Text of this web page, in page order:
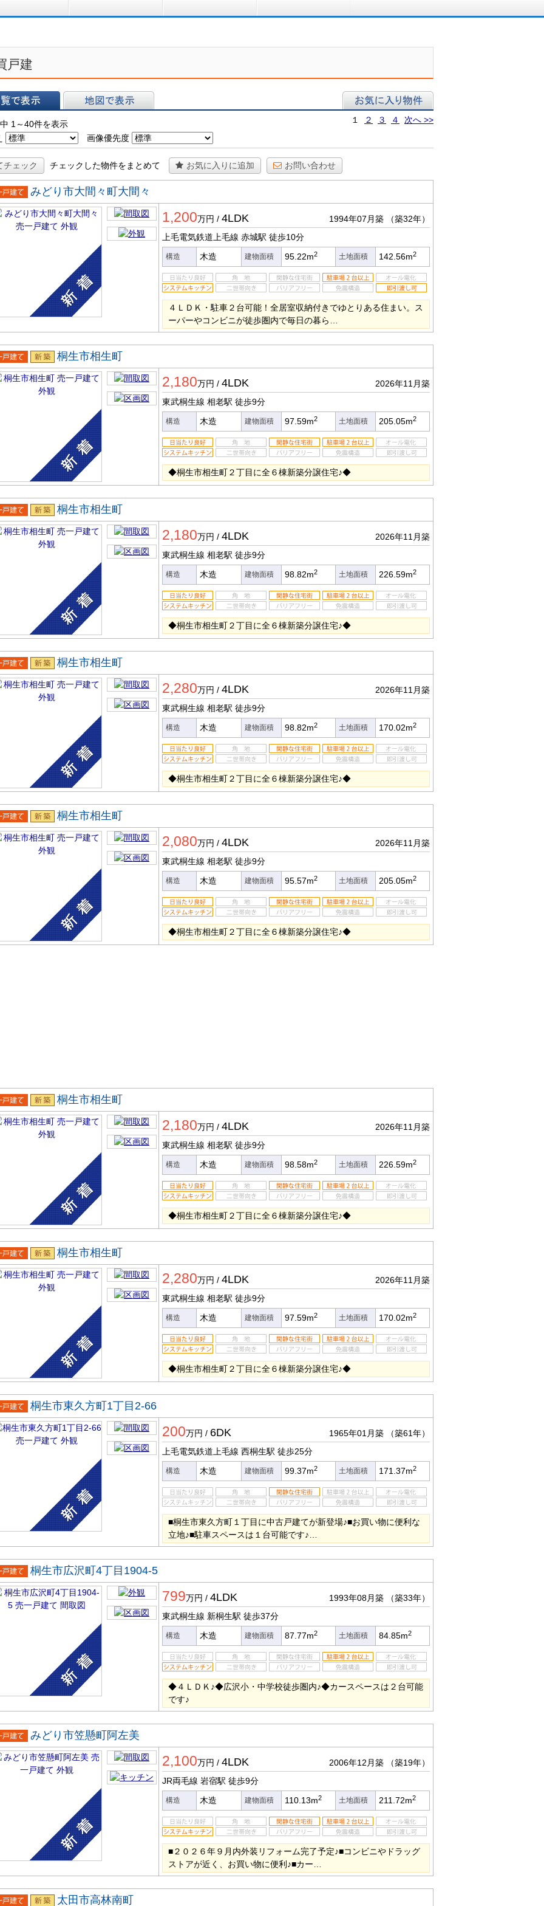
戸建
お気に入り物件
1～40件を表示
１ ２ ３ ４
次へ >>
画像優先度
チェック チェックした物件をまとめて お気に入りに追加 お問い合わせ
戸建
みどり市大間々町大間々
1,200万円 / 4LDK 1994年07月築
（築32年）
上毛電気鉄道上毛線 赤城駅 徒歩10分
構造 木造 建物面積 95.22m2 土地面積 142.56m2
４ＬＤＫ・駐車２台可能！全居室収納付きでゆとりある住まい。ス
ーパーやコンビニが徒歩圏内で毎日の暮ら…
戸建 新築
桐生市相生町
2,180万円 / 4LDK
2026年11月築
東武桐生線 相老駅 徒歩9分
構造 木造 建物面積 97.59m2 土地面積 205.05m2
◆桐生市相生町２丁目に全６棟新築分譲住宅♪◆
戸建 新築
桐生市相生町
2,180万円 / 4LDK
2026年11月築
東武桐生線 相老駅 徒歩9分
構造 木造 建物面積 98.82m2 土地面積 226.59m2
◆桐生市相生町２丁目に全６棟新築分譲住宅♪◆
戸建 新築
桐生市相生町
2,280万円 / 4LDK
2026年11月築
東武桐生線 相老駅 徒歩9分
構造 木造 建物面積 98.82m2 土地面積 170.02m2
◆桐生市相生町２丁目に全６棟新築分譲住宅♪◆
戸建 新築
桐生市相生町
2,080万円 / 4LDK
2026年11月築
東武桐生線 相老駅 徒歩9分
構造 木造 建物面積 95.57m2 土地面積 205.05m2
◆桐生市相生町２丁目に全６棟新築分譲住宅♪◆
戸建 新築
桐生市相生町
2,180万円 / 4LDK
2026年11月築
東武桐生線 相老駅 徒歩9分
構造 木造 建物面積 98.58m2 土地面積 226.59m2
◆桐生市相生町２丁目に全６棟新築分譲住宅♪◆
戸建 新築
桐生市相生町
2,280万円 / 4LDK
2026年11月築
東武桐生線 相老駅 徒歩9分
構造 木造 建物面積 97.59m2 土地面積 170.02m2
◆桐生市相生町２丁目に全６棟新築分譲住宅♪◆
戸建
桐生市東久方町1丁目2-66
200万円 / 6DK 1965年01月築
（築61年）
上毛電気鉄道上毛線 西桐生駅 徒歩25分
構造 木造 建物面積 99.37m2 土地面積 171.37m2
■桐生市東久方町１丁目に中古戸建てが新登場♪■お買い物に便利な
立地♪■駐車スペースは１台可能です♪…
戸建
桐生市広沢町4丁目1904-5
799万円 / 4LDK 1993年08月築
（築33年）
東武桐生線 新桐生駅 徒歩37分
構造 木造 建物面積 87.77m2 土地面積 84.85m2
◆４ＬＤＫ♪◆広沢小・中学校徒歩圏内♪◆カースペースは２台可能
です♪
戸建
みどり市笠懸町阿左美
2,100万円 / 4LDK 2006年12月築
（築19年）
JR両毛線 岩宿駅 徒歩9分
構造 木造 建物面積 110.13m2 土地面積 211.72m2
■２０２６年９月内外装リフォーム完了予定♪■コンビニやドラッグ
ストアが近く、お買い物に便利♪■カー…
太田市高林南町